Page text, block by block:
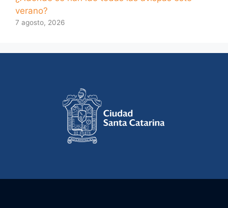
verano?
7 agosto, 2026